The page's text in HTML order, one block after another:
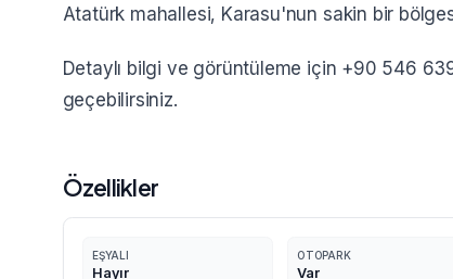
Atatürk mahallesi, Karasu'nun sakin bir
Detaylı bilgi ve görüntüleme için +90 546
geçebilirsiniz.
Özellikler
EŞYALI
Hayır
OTOPARK
Var